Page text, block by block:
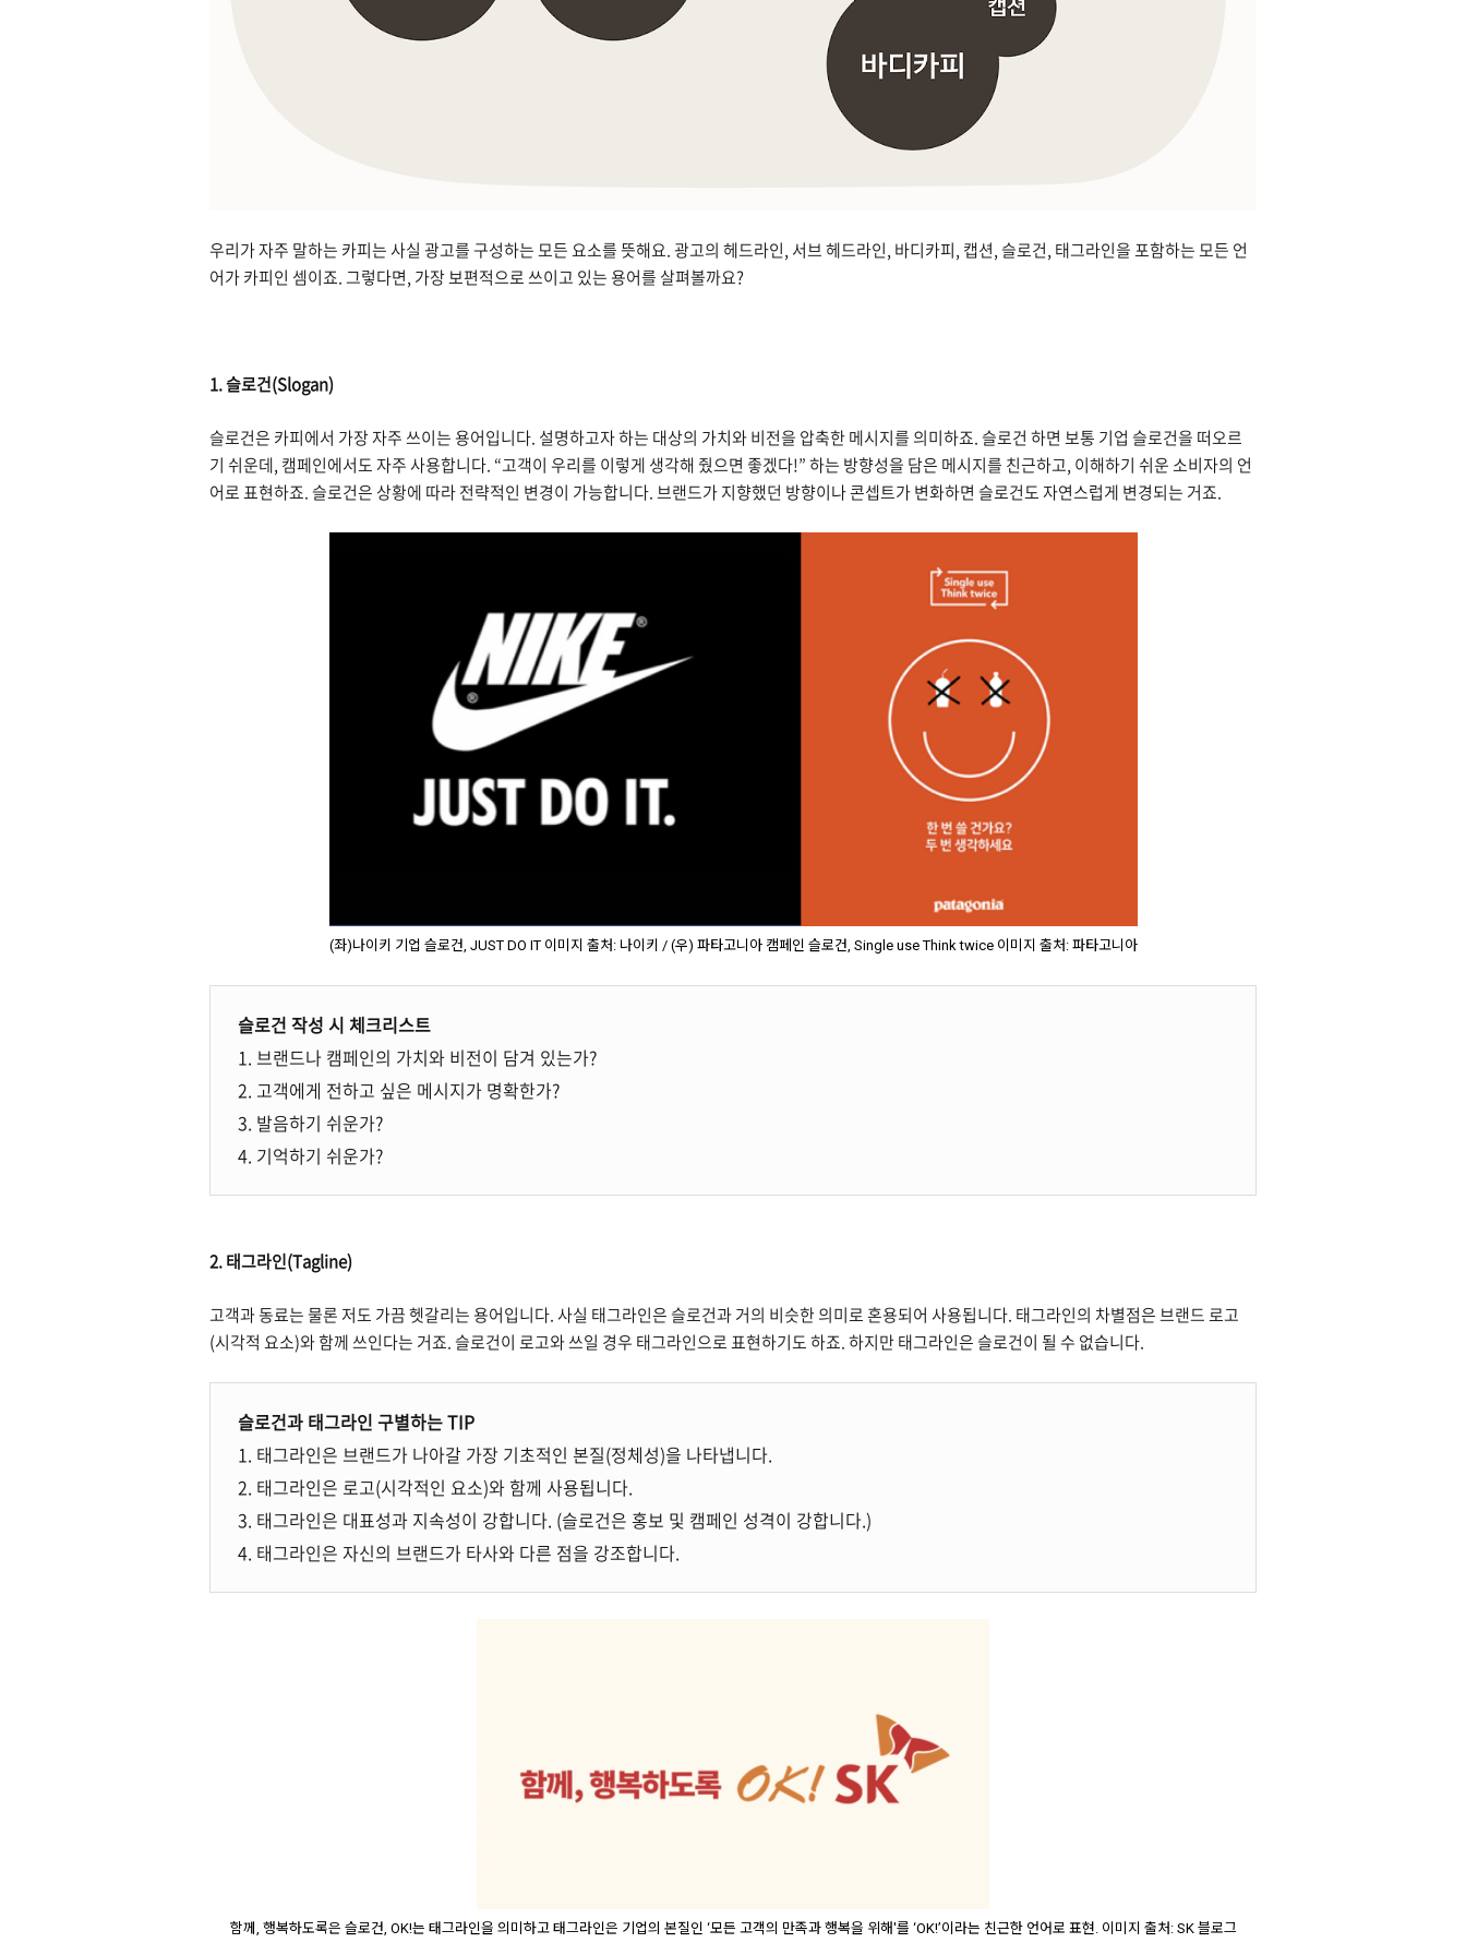
우리가 자주 말하는 카피는 사실 광고를 구성하는 모든 요소를 뜻해요. 광고의 헤드라인, 서브 헤드라인, 바디카피, 캡션, 슬로건, 태그라인을 포함하는 모든 언
어가 카피인 셈이죠. 그렇다면, 가장 보편적으로 쓰이고 있는 용어를 살펴볼까요?
1. 슬로건(Slogan)
슬로건은 카피에서 가장 자주 쓰이는 용어입니다. 설명하고자 하는 대상의 가치와 비전을 압축한 메시지를 의미하죠. 슬로건 하면 보통 기업 슬로건을 떠오르
기 쉬운데, 캠페인에서도 자주 사용합니다. “고객이 우리를 이렇게 생각해 줬으면 좋겠다!” 하는 방향성을 담은 메시지를 친근하고, 이해하기 쉬운 소비자의 언
어로 표현하죠. 슬로건은 상황에 따라 전략적인 변경이 가능합니다. 브랜드가 지향했던 방향이나 콘셉트가 변화하면 슬로건도 자연스럽게 변경되는 거죠.
(좌)나이키 기업 슬로건, JUST DO IT 이미지 출처: 나이키 / (우) 파타고니아 캠페인 슬로건, Single use Think twice 이미지 출처: 파타고니아
슬로건 작성 시 체크리스트
1. 브랜드나 캠페인의 가치와 비전이 담겨 있는가?
2. 고객에게 전하고 싶은 메시지가 명확한가?
3. 발음하기 쉬운가?
4. 기억하기 쉬운가?
2. 태그라인(Tagline)
고객과 동료는 물론 저도 가끔 헷갈리는 용어입니다. 사실 태그라인은 슬로건과 거의 비슷한 의미로 혼용되어 사용됩니다. 태그라인의 차별점은 브랜드 로고
(시각적 요소)와 함께 쓰인다는 거죠. 슬로건이 로고와 쓰일 경우 태그라인으로 표현하기도 하죠. 하지만 태그라인은 슬로건이 될 수 없습니다.
슬로건과 태그라인 구별하는 TIP
1. 태그라인은 브랜드가 나아갈 가장 기초적인 본질(정체성)을 나타냅니다.
2. 태그라인은 로고(시각적인 요소)와 함께 사용됩니다.
3. 태그라인은 대표성과 지속성이 강합니다. (슬로건은 홍보 및 캠페인 성격이 강합니다.)
4. 태그라인은 자신의 브랜드가 타사와 다른 점을 강조합니다.
함께, 행복하도록은 슬로건, OK!는 태그라인을 의미하고 태그라인은 기업의 본질인 ‘모든 고객의 만족과 행복을 위해'를 ‘OK!’이라는 친근한 언어로 표현. 이미지 출처: SK 블로그